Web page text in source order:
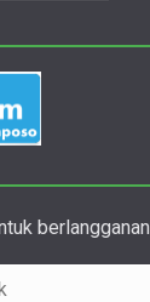
berlangganan